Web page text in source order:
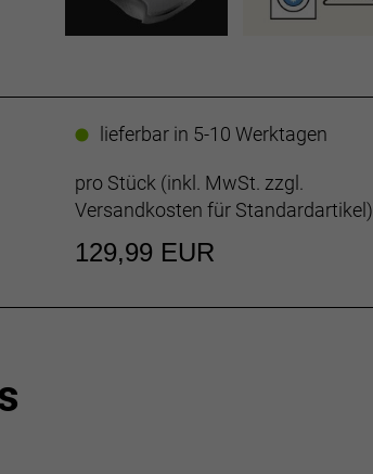
lieferbar in 5-10 Werktagen
pro Stück (inkl. MwSt. zzgl.
Versandkosten für Standardartikel)
129,99 EUR